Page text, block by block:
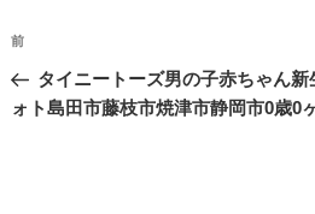
投
稿
ナ
過
去
の
前
タイニートーズ男の子赤ちゃん
ォト島田市藤枝市焼津市静岡市0歳0